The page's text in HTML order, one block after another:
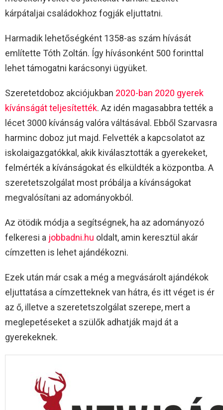
kárpátaljai családokhoz fogják eljuttatni.
Harmadik lehetőségként 1358-as szám hívását
említette Tóth Zoltán. Így hívásonként 500 forinttal
lehet támogatni karácsonyi ügyüket.
Szeretetdoboz akciójukban 2020-ban 2020 gyerek
kívánságát teljesítették. Az idén magasabbra tették a
lécet 3000 kívánság valóra váltásával. Ebből Szarvasra
harminc doboz jut majd. Felvették a kapcsolatot az
iskolaigazgatókkal, akik kiválasztották a gyerekeket,
felmérték a kívánságokat és elküldték a központba. A
szeretetszolgálat most próbálja a kívánságokat
megvalósítani az adományokból.
Az ötödik módja a segítségnek, ha az adományozó
felkeresi a jobbadni.hu oldalt, amin keresztül akár
címzetten is lehet ajándékozni.
Ezek után már csak a még a megvásárolt ajándékok
eljuttatása a címzetteknek van hátra, és itt véget is ér
az ő, illetve a szeretetszolgálat szerepe, mert a
meglepetéseket a szülők adhatják majd át a
gyerekeknek.